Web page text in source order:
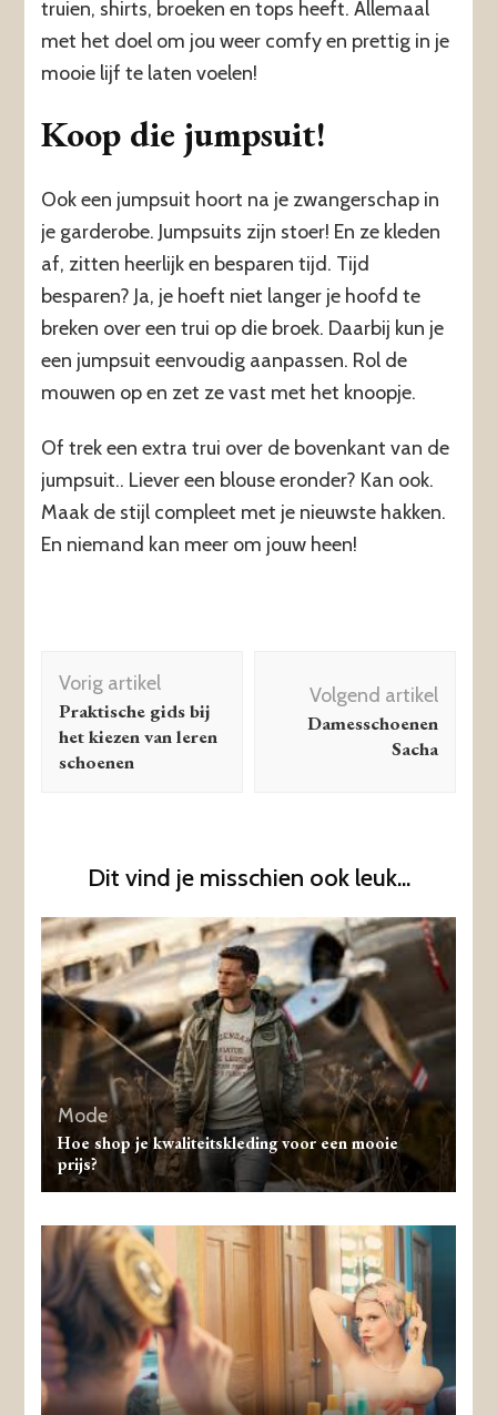
truien, shirts, broeken en tops heeft. Allemaal
met het doel om jou weer comfy en prettig in je
mooie lijf te laten voelen!
Koop die jumpsuit!
Ook een jumpsuit hoort na je zwangerschap in
je garderobe. Jumpsuits zijn stoer! En ze kleden
af, zitten heerlijk en besparen tijd. Tijd
besparen? Ja, je hoeft niet langer je hoofd te
breken over een trui op die broek. Daarbij kun je
een jumpsuit eenvoudig aanpassen. Rol de
mouwen op en zet ze vast met het knoopje.
Of trek een extra trui over de bovenkant van de
jumpsuit.. Liever een blouse eronder? Kan ook.
Maak de stijl compleet met je nieuwste hakken.
En niemand kan meer om jouw heen!
Berichtnavigatie
Vorig artikel
Praktische gids bij
het kiezen van leren
schoenen
Volgend artikel
Damesschoenen
Sacha
Dit vind je misschien ook leuk...
Mode
Hoe shop je kwaliteitskleding voor een mooie
prijs?